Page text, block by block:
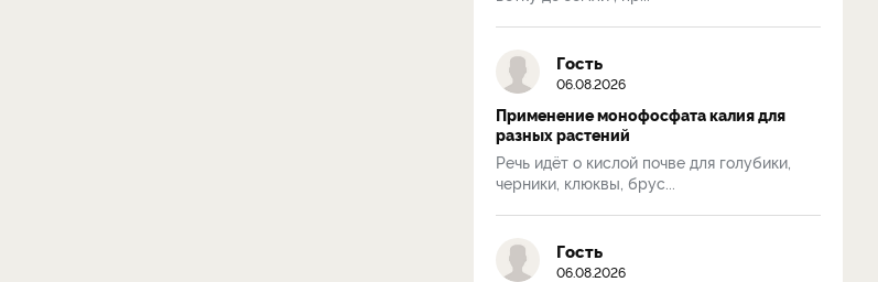
Гость
06.08.2026
Применение монофосфата калия для
разных растений
Речь идёт о кислой почве для голубики,
черники, клюквы, брус...
Гость
06.08.2026